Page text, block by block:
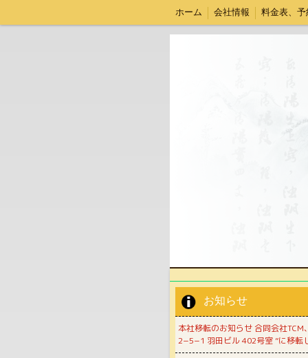
ホーム 会社情報 料金表、予
社内お知らせ 会社運営
お知らせ
本社移転のお知らせ 合同会社
2−5−1 羽田ビル 402号室 ”に移転